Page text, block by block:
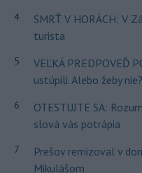
4
SMRŤ V HORÁCH: V
turista
5
VEĽKÁ PREDPOVEĎ
ustúpili. Alebo žeby nie?
6
OTESTUJTE SA:
slová vás potrápia
7
Prešov remizoval v
Mikulášom